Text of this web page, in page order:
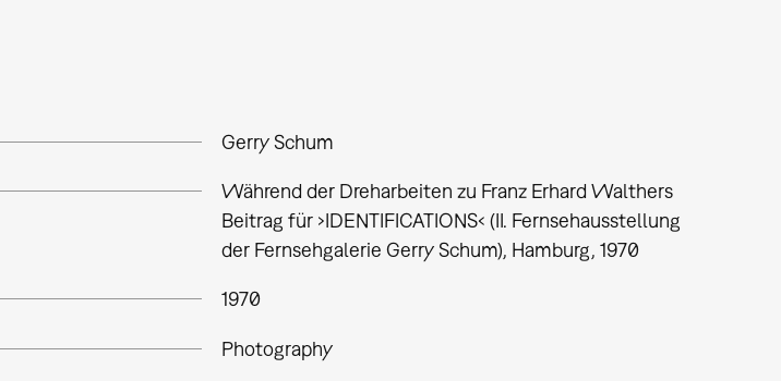
Gerry Schum
Während der Dreharbeiten zu Franz Erhard Walthers
Beitrag für ›IDENTIFICATIONS‹ (II. Fernsehausstellung
der Fernsehgalerie Gerry Schum), Hamburg, 1970
1970
Photography